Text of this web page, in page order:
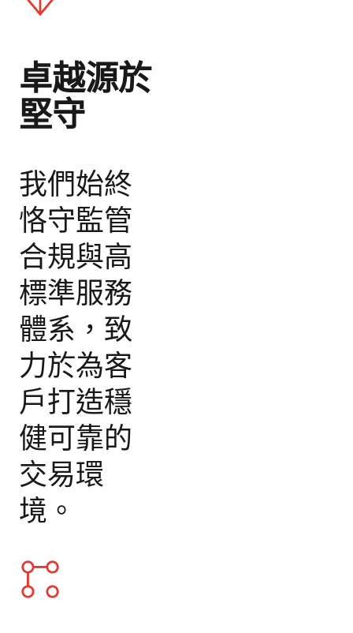
卓越源於
堅守
我們始終
恪守監管
合規與高
標準服務
體系，致
力於為客
戶打造穩
健可靠的
交易環
境。